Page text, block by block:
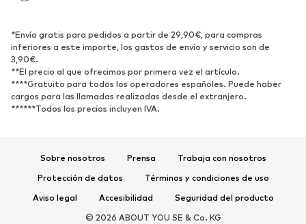
*Envío gratis para pedidos a partir de 29,90€, para compras
inferiores a este importe, los gastos de envío y servicio son de
3,90€.
**El precio al que ofrecimos por primera vez el artículo.
****Gratuito para todos los operadores españoles. Puede haber
cargos para las llamadas realizadas desde el extranjero.
******Todos los precios incluyen IVA.
Sobre nosotros Prensa
Trabaja con nosotros
Protección de datos
Términos y condiciones de uso
Aviso legal
Accesibilidad
Seguridad del producto
© 2026 ABOUT YOU SE & Co. KG